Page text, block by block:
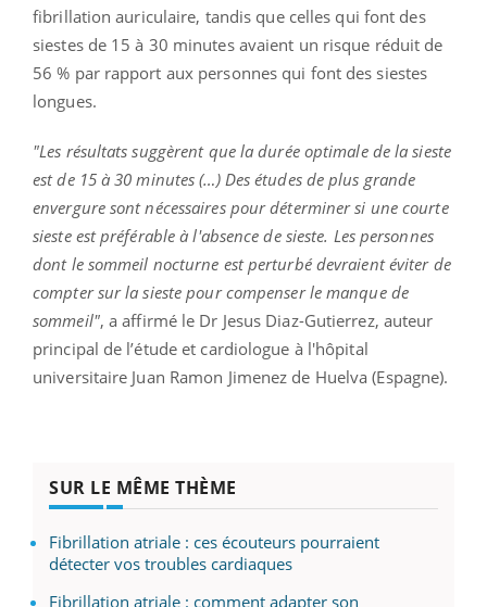
fibrillation auriculaire, tandis que celles qui font des
siestes de 15 à 30 minutes avaient un risque réduit de
56 % par rapport aux personnes qui font des siestes
longues.
"Les résultats suggèrent que la durée optimale de la sieste
est de 15 à 30 minutes (…) Des études de plus grande
envergure sont nécessaires pour déterminer si une courte
sieste est préférable à l'absence de sieste. Les personnes
dont le sommeil nocturne est perturbé devraient éviter de
compter sur la sieste pour compenser le manque de
sommeil", a affirmé le Dr Jesus Diaz-Gutierrez, auteur
principal de l’étude et cardiologue à l'hôpital
universitaire Juan Ramon Jimenez de Huelva (Espagne).
SUR LE MÊME THÈME
Fibrillation atriale : ces écouteurs pourraient
détecter vos troubles cardiaques
Fibrillation atriale : comment adapter son